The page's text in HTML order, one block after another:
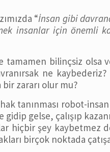
“İnsan gibi
insanlar için önemli
bilinçsiz olsa
ne
zararı olur mu?
tanınması robot-insan
gelse, çalışıp
hiçbir şey kaybetmez
birçok noktada